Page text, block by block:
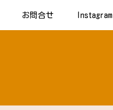
お問合せ Instagram